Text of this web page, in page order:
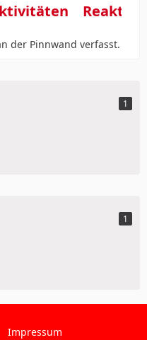
der Pinnwand verfasst.
1
1
Impressum